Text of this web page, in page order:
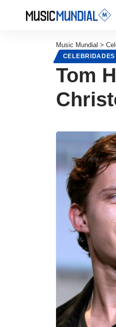
Music Mundial >
CELEBRIDADES
Tom